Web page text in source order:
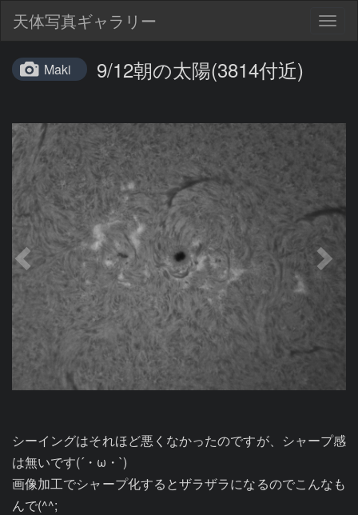
天体写真ギャラリー
Maki 9/12朝の太陽(3814付近)
シーイングはそれほど悪くなかったのですが、シャープ感
は無いです(´・ω・`)
画像加工でシャープ化するとザラザラになるのでこんなも
んで(^^;